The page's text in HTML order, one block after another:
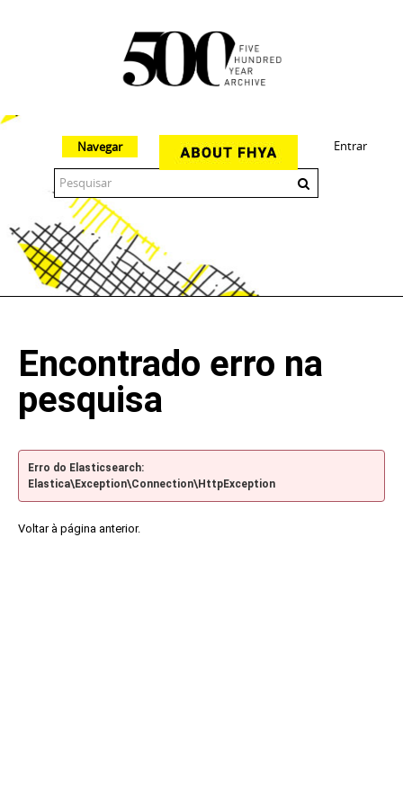
Entrar
Navegar
Encontrado erro na
pesquisa
Erro do Elasticsearch:
Elastica\Exception\Connection\HttpException
Voltar à página anterior.